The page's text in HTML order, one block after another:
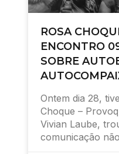
ROSA
ENCONTRO
SOBRE
Ontem dia 28,
Choque –
Vivian Laube,
comunicação